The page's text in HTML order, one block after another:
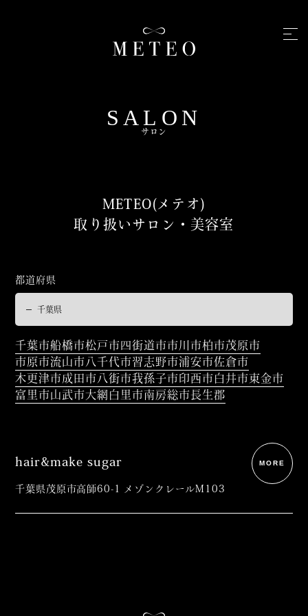
SALON
サロン
METEO(メテオ)
取り扱いサロン・美容室
都道府県
千葉市船橋市松戸市四街道市市川市柏市茂原市
市原市流山市 八千代市習志野市浦安市佐倉市
木更津市成田市 八街市我孫子市印西市白井市東金市
富里市山武市大網白里市南房総市長生郡
hair&make sugar
千葉県茂原市高師60-1 メゾンクレールM103
MORE